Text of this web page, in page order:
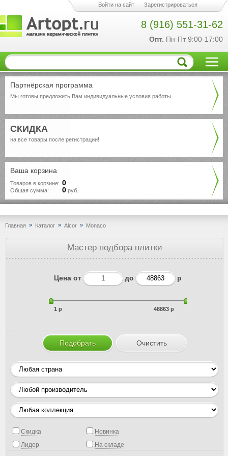
Войти на сайт Зарегистрироваться
8 (916) 551-31-62
Опт. Пн-Пт 9:00-17:00
Партнёрская программа
Мы готовы предложить Вам индивидуальные условия работы
СКИДКА
на все товары после регистрации!
Ваша корзина
Товаров в корзине: 0
Общая сумма: 0 руб.
Главная » Каталог » Alcor » Monaco
Мастер подбора плитки
Цена от до р
1 р 48863 р
Скидка
Новинка
Лидер
На складе